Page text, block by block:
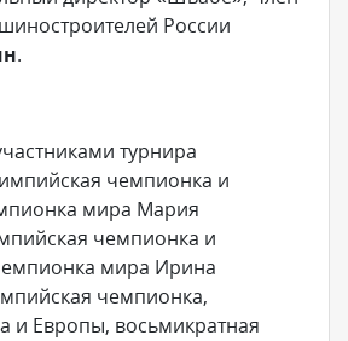
России
.
турнира
чемпионка и
мира Мария
чемпионка и
мира Ирина
чемпионка,
и Европы, восьмикратная